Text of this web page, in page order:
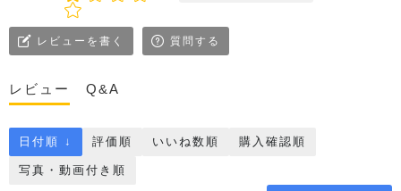
レビューを書く 質問する
レビュー Q&A
日付順 ↓ 評価順 いいね数順 購入確認順
写真・動画付き順